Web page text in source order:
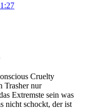
Cruelty
Trasher nur
Extremste sein was
nicht schockt, der ist